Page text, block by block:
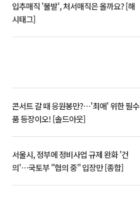
입추매직 '불발', 처서매직은 올까요? [해
시태그]
콘서트 갈 때 응원봉만?⋯'최애' 위한 필수
품 등장이오! [솔드아웃]
서울시, 정부에 정비사업 규제 완화 '건
의'⋯국토부 "협의 중" 입장만 [종합]